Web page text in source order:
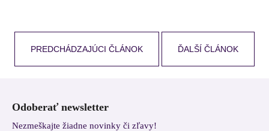
PREDCHÁDZAJÚCI ČLÁNOK ĎALŠÍ ČLÁNOK
Odoberať newsletter
Nezmeškajte žiadne novinky či zľavy!